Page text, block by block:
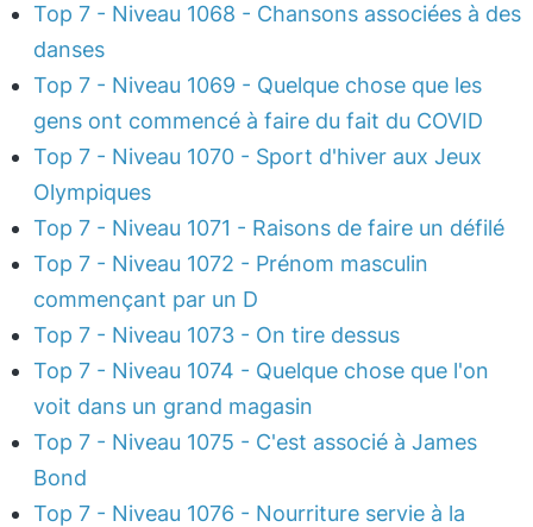
Top 7 - Niveau 1068 - Chansons associées à des
danses
Top 7 - Niveau 1069 - Quelque chose que les
gens ont commencé à faire du fait du COVID
Top 7 - Niveau 1070 - Sport d'hiver aux Jeux
Olympiques
Top 7 - Niveau 1071 - Raisons de faire un défilé
Top 7 - Niveau 1072 - Prénom masculin
commençant par un D
Top 7 - Niveau 1073 - On tire dessus
Top 7 - Niveau 1074 - Quelque chose que l'on
voit dans un grand magasin
Top 7 - Niveau 1075 - C'est associé à James
Bond
Top 7 - Niveau 1076 - Nourriture servie à la